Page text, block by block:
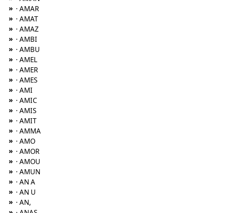
» · AMAR
» · AMAT
» · AMAZ
» · AMBI
» · AMBU
» · AMEL
» · AMER
» · AMES
» · AMI
» · AMIC
» · AMIS
» · AMIT
» · AMMA
» · AMO
» · AMOR
» · AMOU
» · AMUN
» · AN A
» · AN U
» · AN,